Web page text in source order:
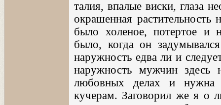
талия, впалые виски, глаза
окрашенная
было холеное, потертое и
было, когда он
наружность едва ли и
наружность мужчин здесь
любовных делах и нужна
кучерам. Заговорил же я о